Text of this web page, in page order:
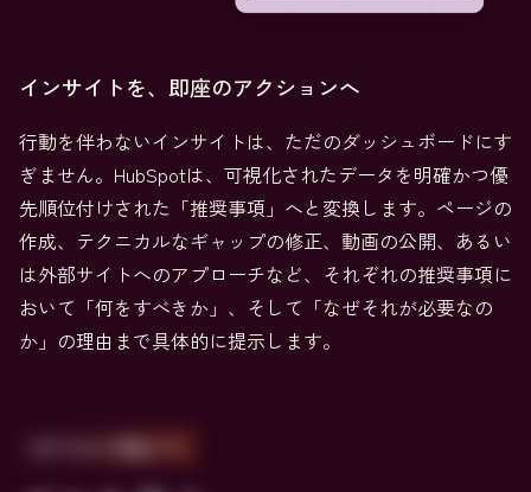
インサイトを、即座のアクションへ
行動を伴わないインサイトは、ただのダッシュボードにす
ぎません。HubSpotは、可視化されたデータを明確かつ優
先順位付けされた「推奨事項」へと変換します。ページの
作成、テクニカルなギャップの修正、動画の公開、あるい
は外部サイトへのアプローチなど、それぞれの推奨事項に
おいて「何をすべきか」、そして「なぜそれが必要なの
か」の理由まで具体的に提示します。